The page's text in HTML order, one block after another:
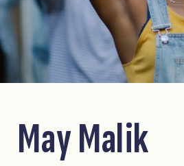
May Malik